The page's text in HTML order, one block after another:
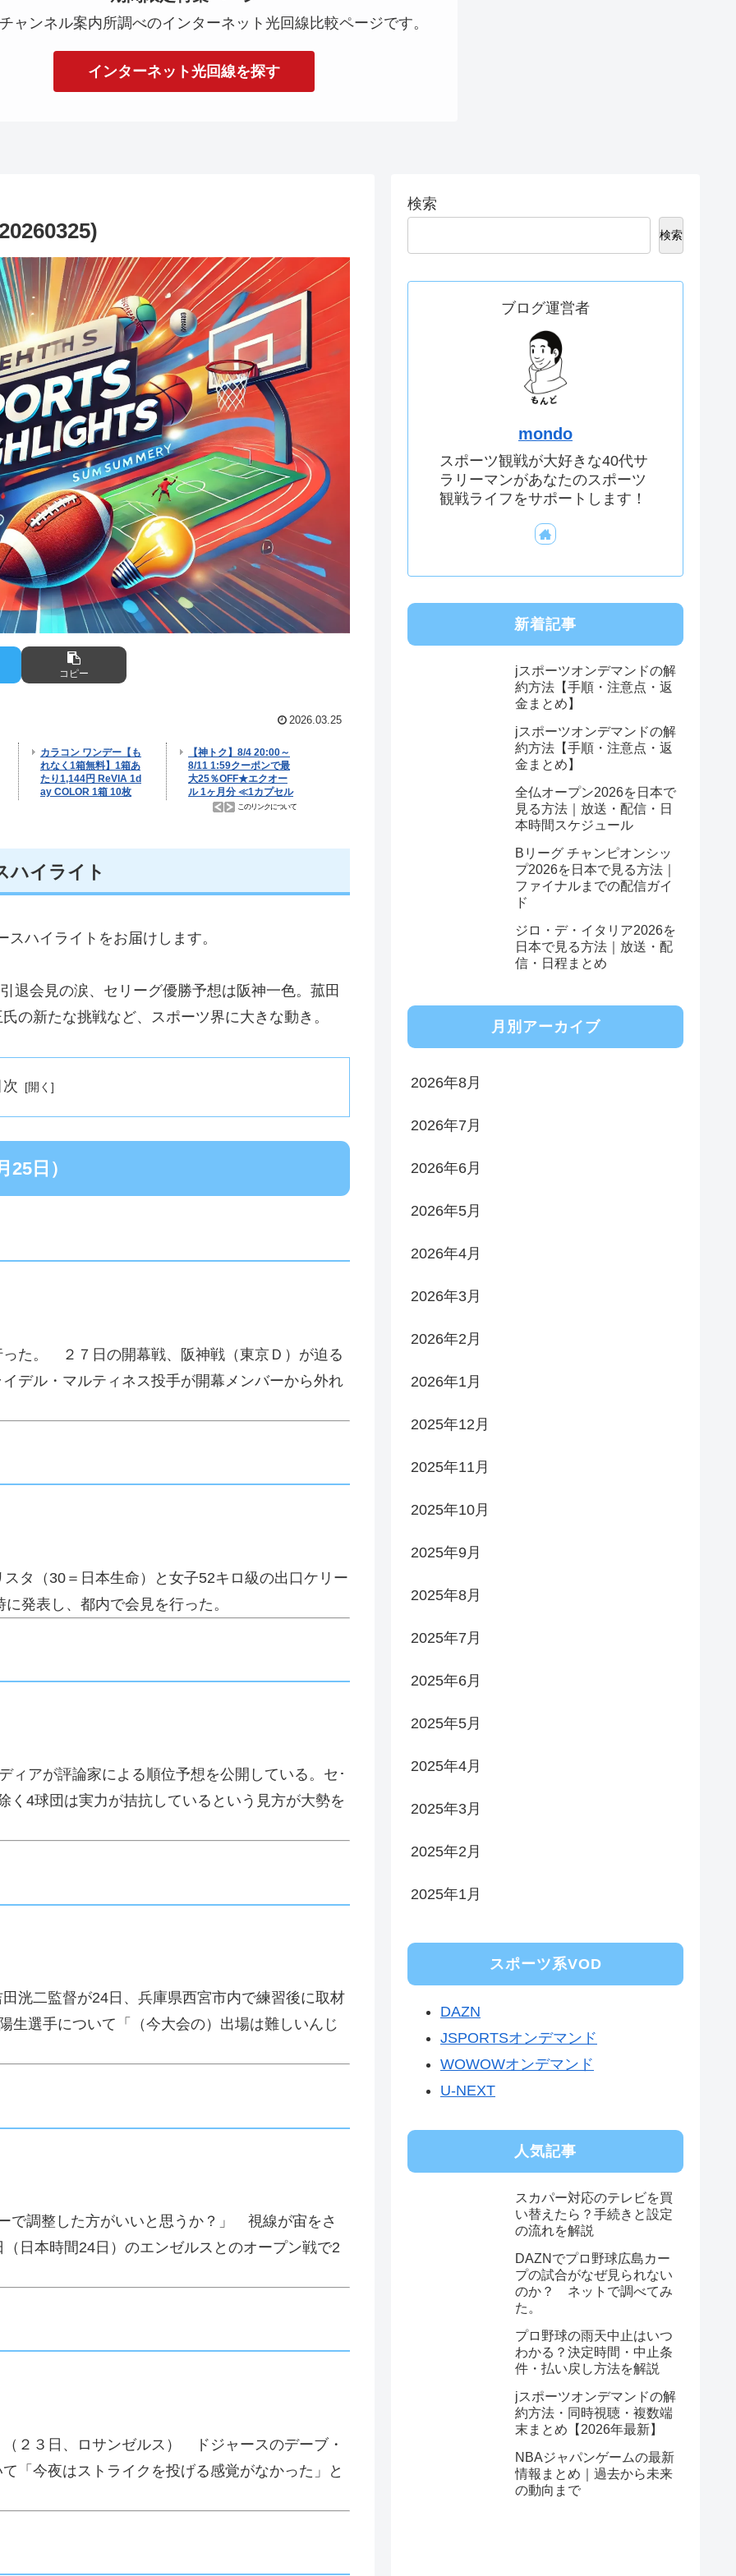
ャンネル案内所調べのインターネット光回線比較ページです。
インターネット光回線を探す
コピー
2026.03.25
ハイライト
ハイライトをお届けします。
退会見の涙、セリーグ優勝予想は阪神一色。菰田
の新たな挑戦など、スポーツ界に大きな動き。
日）
た。 ２７日の開幕戦、阪神戦（東京Ｄ）が迫る
デル・マルティネス投手が開幕メンバーから外れ
タ（30＝日本生命）と女子52キロ級の出口ケリー
発表し、都内で会見を行った。
アが評論家による順位予想を公開している。セ･
く4球団は実力が拮抗しているという見方が大勢を
洸二監督が24日、兵庫県西宮市内で練習後に取材
生選手について「（今大会の）出場は難しいんじ
で調整した方がいいと思うか？」 視線が宙をさ
日本時間24日）のエンゼルスとのオープン戦で2
２３日、ロサンゼルス） ドジャースのデーブ・
「今夜はストライクを投げる感覚がなかった」と
検索
検索
ブログ運営者
mondo
スポーツ観戦が大好きな40代サ
ラリーマンがあなたのスポーツ
観戦ライフをサポートします！
新着記事
jスポーツオンデマンドの解
約方法【手順・注意点・返
金まとめ】
jスポーツオンデマンドの解
約方法【手順・注意点・返
金まとめ】
全仏オープン2026を日本で
見る方法｜放送・配信・日
本時間スケジュール
Bリーグ チャンピオンシッ
プ2026を日本で見る方法｜
ファイナルまでの配信ガイ
ド
ジロ・デ・イタリア2026を
日本で見る方法｜放送・配
信・日程まとめ
月別アーカイブ
2026年8月
2026年7月
2026年6月
2026年5月
2026年4月
2026年3月
2026年2月
2026年1月
2025年12月
2025年11月
2025年10月
2025年9月
2025年8月
2025年7月
2025年6月
2025年5月
2025年4月
2025年3月
2025年2月
2025年1月
スポーツ系VOD
DAZN
JSPORTSオンデマンド
WOWOWオンデマンド
U-NEXT
人気記事
スカパー対応のテレビを買
い替えたら？手続きと設定
の流れを解説
DAZNでプロ野球広島カー
プの試合がなぜ見られない
のか？ ネットで調べてみ
た。
プロ野球の雨天中止はいつ
わかる？決定時間・中止条
件・払い戻し方法を解説
jスポーツオンデマンドの解
約方法・同時視聴・複数端
末まとめ【2026年最新】
NBAジャパンゲームの最新
情報まとめ｜過去から未来
の動向まで